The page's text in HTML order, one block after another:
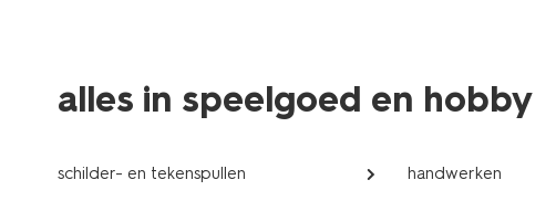
alles in speelgoed en hobby
schilder- en tekenspullen handwerken